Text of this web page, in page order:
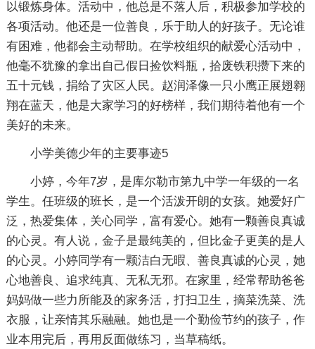
以锻炼身体。活动中，他总是不落人后，积极参加学校的
各项活动。他还是一位善良，乐于助人的好孩子。无论谁
有困难，他都会主动帮助。在学校组织的献爱心活动中，
他毫不犹豫的拿出自己假日捡饮料瓶，拾废铁积攒下来的
五十元钱，捐给了灾区人民。赵润泽像一只小鹰正展翅翱
翔在蓝天，他是大家学习的好榜样，我们期待着他有一个
美好的未来。
小学美德少年的主要事迹5
小婷，今年7岁，是库尔勒市第九中学一年级的一名
学生。任班级的班长，是一个活泼开朗的女孩。她爱好广
泛，热爱集体，关心同学，富有爱心。她有一颗善良真诚
的心灵。有人说，金子是最纯美的，但比金子更美的是人
的心灵。小婷同学有一颗洁白无暇、善良真诚的心灵，她
心地善良、追求纯真、无私无邪。在家里，经常帮助爸爸
妈妈做一些力所能及的家务活，打扫卫生，摘菜洗菜、洗
衣服，让亲情其乐融融。她也是一个勤俭节约的孩子，作
业本用完后，再用反面做练习，当草稿纸。